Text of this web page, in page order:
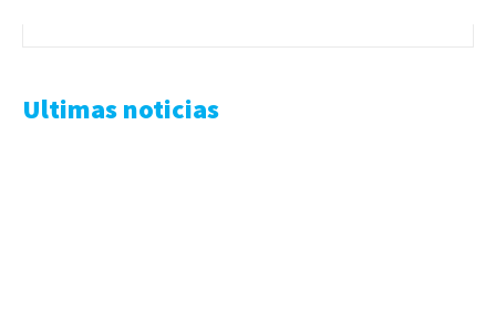
Ultimas noticias